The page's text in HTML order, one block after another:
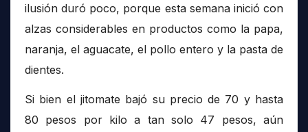
ilusión duró poco, porque esta semana inició con
alzas considerables en productos como la papa,
naranja, el aguacate, el pollo entero y la pasta de
dientes.
Si bien el jitomate bajó su precio de 70 y hasta
80 pesos por kilo a tan solo 47 pesos, aún